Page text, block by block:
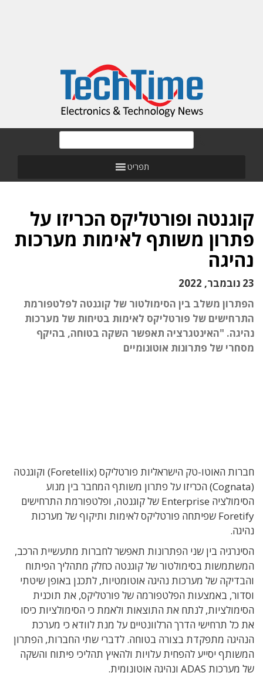
תפריט
קוגנטה ופורטליקס הכריזו על
פתרון משותף לאימות מערכות
נהיגה
23 נובמבר, 2022
הפתרון משלב בין הסימולטור של קוגנטה לפלטפורמת
התרחישים של פורטליקס לאימות בטיחות של מערכות
נהיגה. "האינטגרציה תאפשר השקה בטוחה, בהיקף
מסחרי של פתרונות אוטונומיים
חברות האוטו-טק הישראליות פורטליקס (
Foretellix) וקוגנטה
(Cognata) הכריזו על פתרון משותף המחבר בין מנוע
הסימולציה Enterprise של קוגנטה, ופלטפורמת התרחישים
Foretify שפיתחה פורטליקס לאימות ותיקוף של מערכות
נהיגה.
הסינרגיה בין שני הפתרונות תאפשר לחברות מתעשיית הרכב,
המשתמשות בסימולטור של קוגנטה כחלק מתהליך הפיתוח
והבדיקה של מערכות נהיגה אוטומטיות, לתכנן באופן שיטתי
וסדור, באמצעות הפלטפורמה של פורטליקס, את תוכנית
הסימולציות, לנתח את התוצאות ולאמת כי הסימולציות כיסו
את כל תרחישי הדרך הרלוונטיים על מנת לוודא כי מערכת
הנהיגה מתפקדת בצורה בטוחה. לדברי שתי החברות, הפתרון
המשותף יסייע להפחית עלויות ולהאיץ תהליכי פיתוח והשקה
של מערכות ADAS ונהיגה אוטונומית.